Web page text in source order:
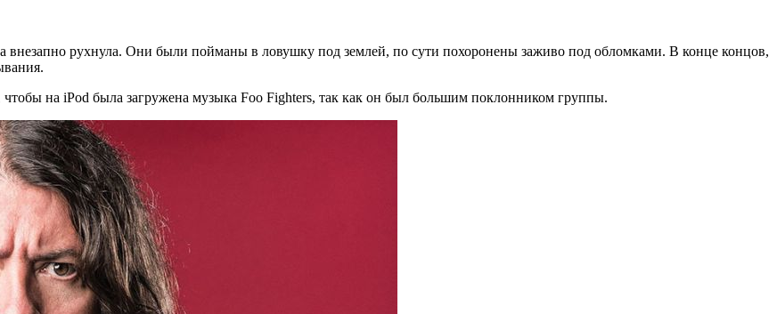
внезапно рухнула. Они были пойманы в ловушку под землей, по сути похоронены заживо под обломками. В конце концов,
на iPod была загружена музыка Foo Fighters, так как он был большим поклонником группы.